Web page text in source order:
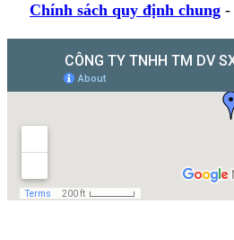
Chính sách quy định chung -